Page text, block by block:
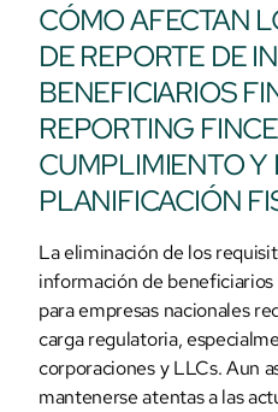
CÓMO AFECTAN
DE REPORTE DE
BENEFICIARIOS
REPORTING
CUMPLIMIENTO Y
PLANIFICACIÓN
La eliminación de los
información de
para empresas nacionales
carga regulatoria,
corporaciones y LLCs. Aun
mantenerse atentas a las